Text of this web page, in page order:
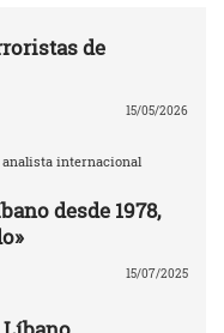
de
15/05/2026
analista internacional
desde 1978,
15/07/2025